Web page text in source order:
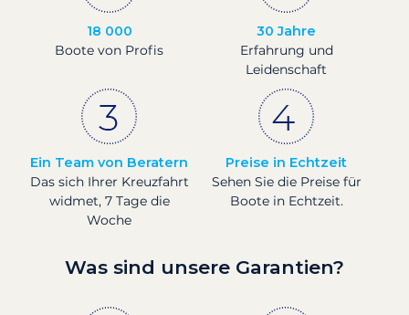
18 000
Boote von Profis
30 Jahre
Erfahrung und
Leidenschaft
Ein Team von Beratern
Das sich Ihrer Kreuzfahrt
widmet, 7 Tage die
Woche
Preise in Echtzeit
Sehen Sie die Preise für
Boote in Echtzeit.
Was sind unsere Garantien?